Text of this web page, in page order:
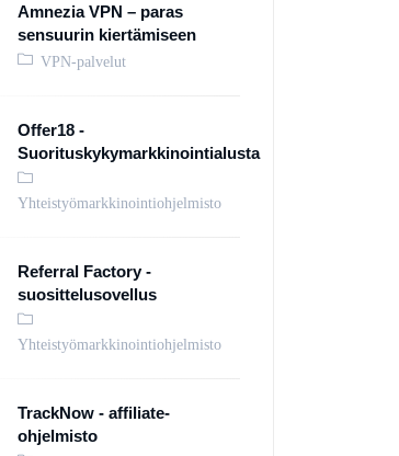
Amnezia VPN – paras
sensuurin kiertämiseen
VPN-palvelut
Offer18 -
Suorituskykymarkkinointialusta
Yhteistyömarkkinointiohjelmisto
Referral Factory -
suosittelusovellus
Yhteistyömarkkinointiohjelmisto
TrackNow - affiliate-
ohjelmisto